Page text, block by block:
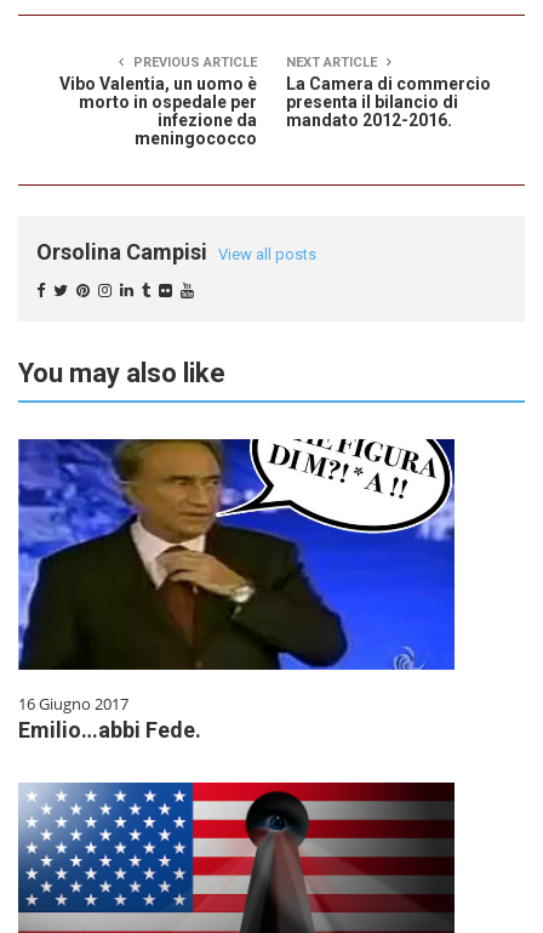
PREVIOUS ARTICLE
Vibo Valentia, un uomo è
morto in ospedale per
infezione da
meningococco
NEXT ARTICLE
La Camera di commercio
presenta il bilancio di
mandato 2012-2016.
Orsolina Campisi View all posts
You may also like
16 Giugno 2017
Emilio…abbi Fede.